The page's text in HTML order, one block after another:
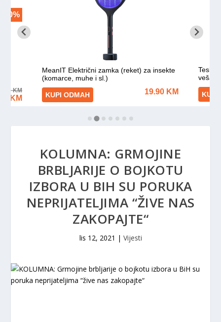
KOLUMNA: GRMOJINE
BRBLJARIJE O BOJKOTU
IZBORA U BIH SU PORUKA
NEPRIJATELJIMA “ŽIVE NAS
ZAKOPAJTE“
lis 12, 2021 | Vijesti